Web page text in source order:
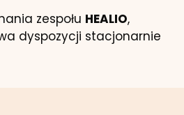
zespołu HEALIO,
dyspozycji stacjonarnie